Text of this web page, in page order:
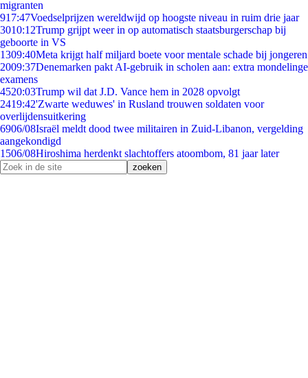
migranten
917:47Voedselprijzen wereldwijd op hoogste niveau in ruim drie jaar
3010:12Trump grijpt weer in op automatisch staatsburgerschap bij
geboorte in VS
1309:40Meta krijgt half miljard boete voor mentale schade bij jongeren
2009:37Denemarken pakt AI-gebruik in scholen aan: extra mondelinge
examens
4520:03Trump wil dat J.D. Vance hem in 2028 opvolgt
2419:42'Zwarte weduwes' in Rusland trouwen soldaten voor
overlijdensuitkering
6906/08Israël meldt dood twee militairen in Zuid-Libanon, vergelding
aangekondigd
1506/08Hiroshima herdenkt slachtoffers atoombom, 81 jaar later